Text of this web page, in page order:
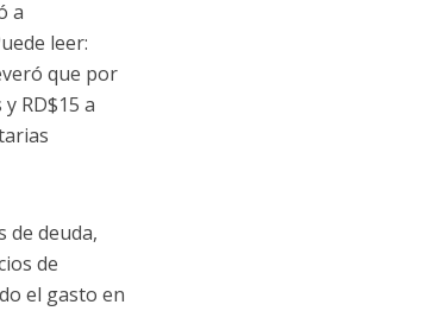
a
leer:
que por
RD$15 a
de deuda,
de
el gasto en